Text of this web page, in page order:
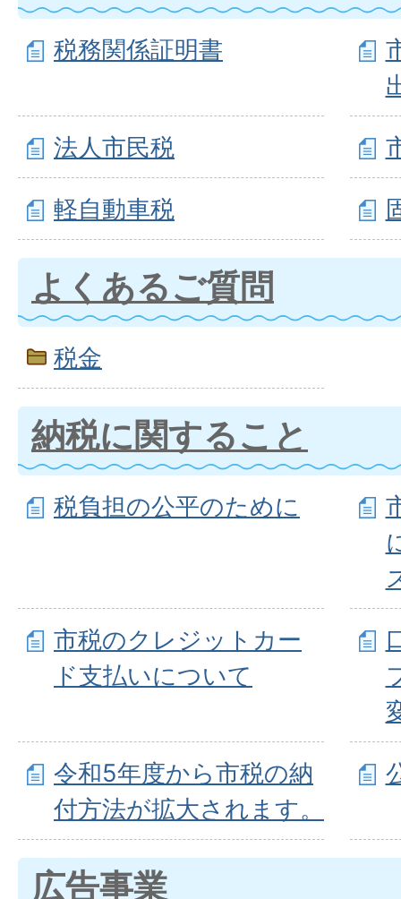
税務関係証明書
法人市民税
軽自動車税
よくあるご質問
税金
納税に関すること
税負担の公平のために
市税のクレジットカー
ド支払いについて
令和5年度から市税の納
付方法が拡大されます。
広告事業